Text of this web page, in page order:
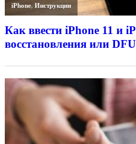
iPhone,Инструкции
Как ввести iPhone 11 и
восстановления или DFU